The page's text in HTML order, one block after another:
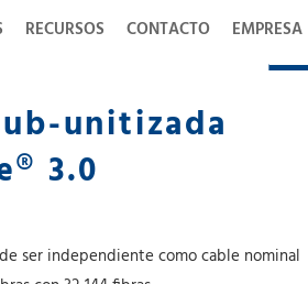
RECURSOS CONTACTO EMPRESA
unitizada
3.0
ser independiente como cable nominal